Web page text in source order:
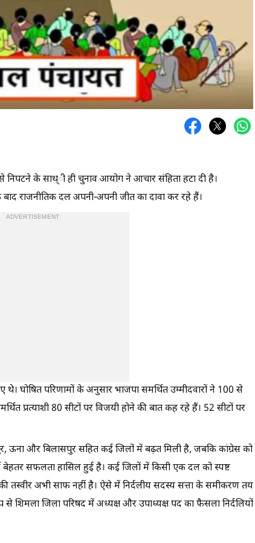
निपटने के साथ्ी ही चुनाव आयोग ने आचार संहिता हटा दी है।
राजनीतिक दल अपनी-अपनी जीत का दावा कर रहे हैं।
ADVERTISEMENT
घोषित परिणामों के अनुसार भाजपा समर्थित उम्मीदवारों ने 100 से
प्रत्याशी 80 सीटों पर विजयी होने की बात कह रहे हैं। 52 सीटों पर
ऊना और बिलासपुर सहित कई जिलों में बढ़त मिली है, जबकि कांग्रेस को
सफलता हासिल हुई है। कई जिलों में किसी एक दल को स्पष्ट
तस्वीर अभी साफ नहीं है। ऐसे में निर्दलीय सदस्य सत्ता के समीकरण तय
जिला परिषद में अध्यक्ष और उपाध्यक्ष पद का फैसला निर्दलियों